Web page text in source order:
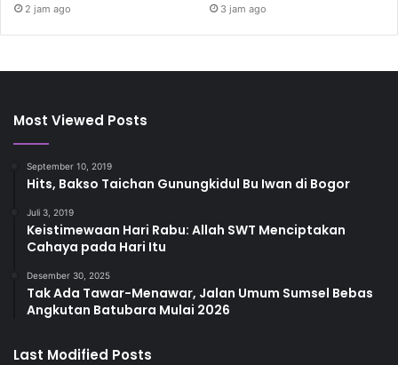
2 jam ago 3 jam ago
Most Viewed Posts
September 10, 2019
Hits, Bakso Taichan Gunungkidul Bu Iwan di Bogor
Juli 3, 2019
Keistimewaan Hari Rabu: Allah SWT Menciptakan
Cahaya pada Hari Itu
Desember 30, 2025
Tak Ada Tawar-Menawar, Jalan Umum Sumsel Bebas
Angkutan Batubara Mulai 2026
Last Modified Posts